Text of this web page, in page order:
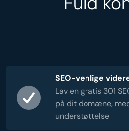
SEO-venlige
Lav en gratis 301
på dit domæne,
understøttelse